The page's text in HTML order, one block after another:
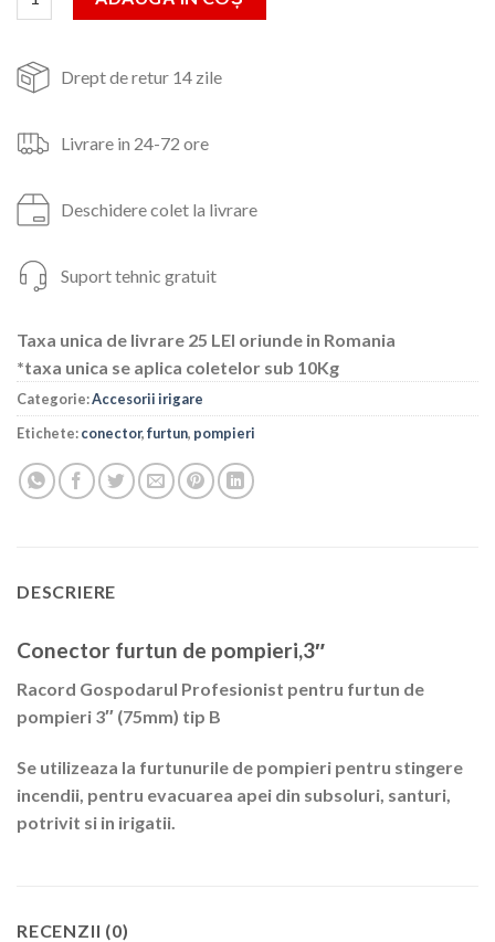
Drept de retur 14 zile
Livrare in 24-72 ore
Deschidere colet la livrare
Suport tehnic gratuit
Taxa unica de livrare 25 LEI oriunde in Romania
*taxa unica se aplica coletelor sub 10Kg
Categorie:Accesorii irigare
Etichete:conector,furtun, pompieri
DESCRIERE
Conector furtun de pompieri,3″
Racord Gospodarul Profesionist pentru furtun de
pompieri 3″ (75mm) tip B
Se utilizeaza la furtunurile de pompieri pentru stingere
incendii, pentru evacuarea apei din subsoluri, santuri,
potrivit si in irigatii.
RECENZII (0)